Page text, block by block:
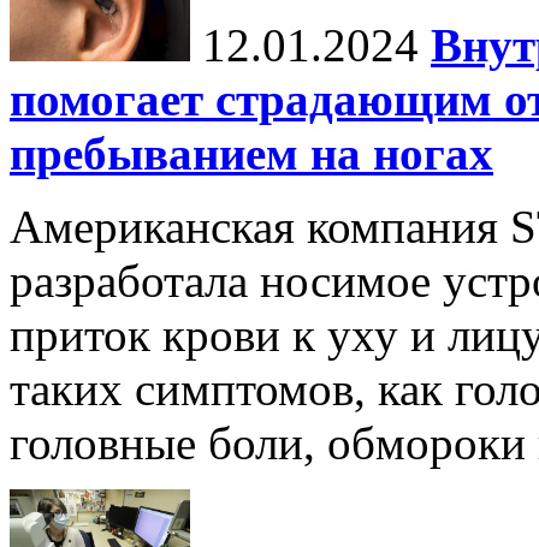
12.01.2024
помогает страдающим
пребыванием на ногах
Американская компания
разработала носимое
приток крови к уху и
таких симптомов, как
головные боли, обмороки